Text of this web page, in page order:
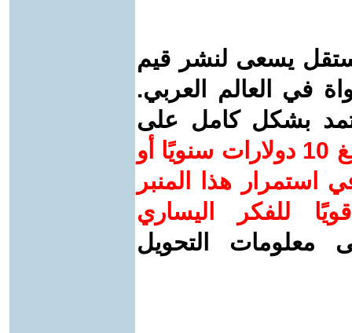
يسعى لنشر قيم
في العالم العربي.
بشكل كامل على
ساهم/ي معنا! بدعمكم بمبلغ 10 دولارات سنويًا أو
استمرار هذا المنبر
للفكر اليساري
معلومات التحويل